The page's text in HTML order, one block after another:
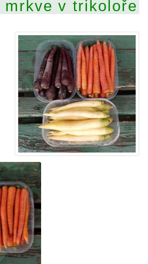
mrkve v trikoloře